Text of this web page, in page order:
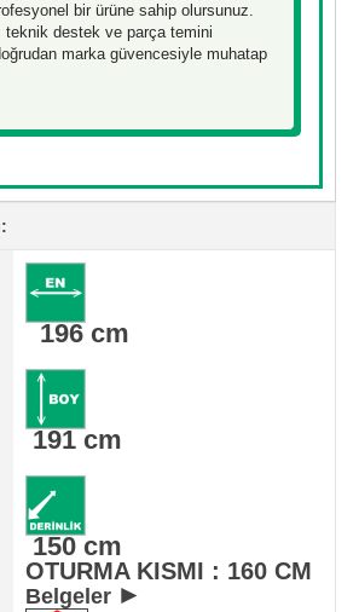
bir ürüne sahip olursunuz.
teknik destek ve parça temini
marka güvencesiyle muhatap
196 cm
191 cm
150 cm
OTURMA KISMI : 160 CM
Belgeler ►